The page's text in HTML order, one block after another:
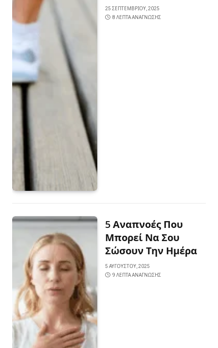
25 ΣΕΠΤΕΜΒΡΊΟΥ, 2025
8 ΛΕΠΤΆ ΑΝΆΓΝΩΣΗΣ
5 Αναπνοές Που
Μπορεί Να Σου
Σώσουν Την Ημέρα
5 ΑΥΓΟΎΣΤΟΥ, 2025
9 ΛΕΠΤΆ ΑΝΆΓΝΩΣΗΣ